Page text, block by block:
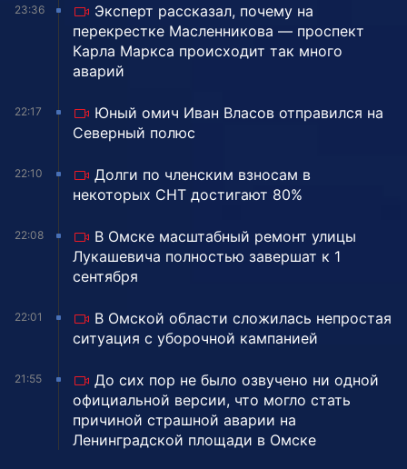
23:36
Эксперт рассказал, почему на
перекрестке Масленникова — проспект
Карла Маркса происходит так много
аварий
22:17
Юный омич Иван Власов отправился на
Северный полюс
22:10
Долги по членским взносам в
некоторых СНТ достигают 80%
22:08
В Омске масштабный ремонт улицы
Лукашевича полностью завершат к 1
сентября
22:01
В Омской области сложилась непростая
ситуация с уборочной кампанией
21:55
До сих пор не было озвучено ни одной
официальной версии, что могло стать
причиной страшной аварии на
Ленинградской площади в Омске